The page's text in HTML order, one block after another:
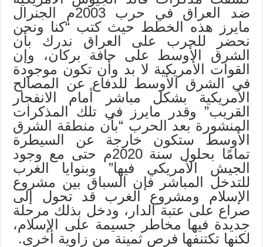
ضد العراق في حرب 2003م الجنرال
مايرز هذه الخطط حيث كتب “كنا ونحن
نحضر للحرب على العراق ندرك بأن
الشرق الأوسط على حافة بركان، وإن
القوات الأمريكية لا بد وأن تكون موجودة
في الشرق الأوسط للدفاع عن المصالح
الأمريكية بشكل مباشر أمام الانفجار
القريب” وقدر مايرز في تلك المذكرات
المنشورة بعد الحرب “بأن منطقة الشرق
الأوسط ستكون خارجة عن السيطرة
تمامًا بحلول سنة 2020م حتى مع وجود
الجيش الأمريكي فيها” وبنوايا الغرب
للتدخل المباشر فإن السباق بين مشروع
الإسلام ومشروع الغرب قد تحول إلى
صراع على عتبة الدار، ودخل بذلك مرحلة
جديدة فيها مخاطر جسيمة على الإسلام،
لكنها تكتنفها فرص ثمينة من زاوية أخرى.